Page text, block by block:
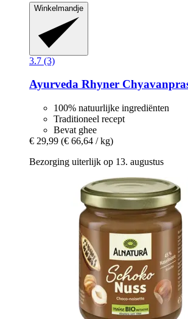
Winkelmandje
3.7 (3)
Ayurveda Rhyner
100% natuurlijke ingrediënten
Traditioneel recept
Bevat ghee
€ 29,99 (€ 66,64 / kg)
Bezorging uiterlijk op 13. augustus